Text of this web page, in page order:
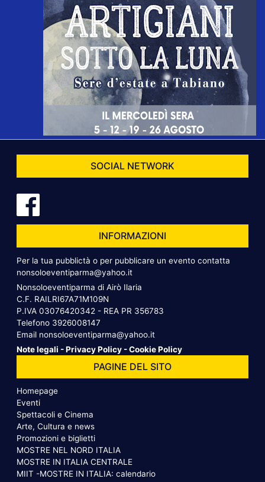
SOCIAL NETWORK
INFORMAZIONI
Per la tua pubblictà o per pubblicare un evento contatta
nonsoloeventiparma@yahoo.it
Nonsoloeventiparma di Airò Ilaria
C.F. RAILRI67A71M109N
P.IVA 03076420342 - REA PR 356783
Telefono 3926008147
Email nonsoloeventiparma@yahoo.it
Note legali -Privacy Policy -Cookie Policy
PAGINE DEL SITO
Homepage
Eventi
Spettacoli e Cinema
Arte, Cultura e news
Promozioni e biglietti
MOSTRE NEL NORD ITALIA
MOSTRE IN ITALIA CENTRALE
MIIT -MOSTRE IN ITALIA: calendario